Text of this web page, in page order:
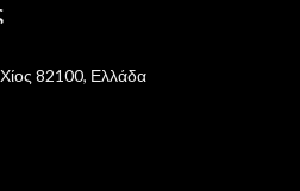
82100, Ελλάδα